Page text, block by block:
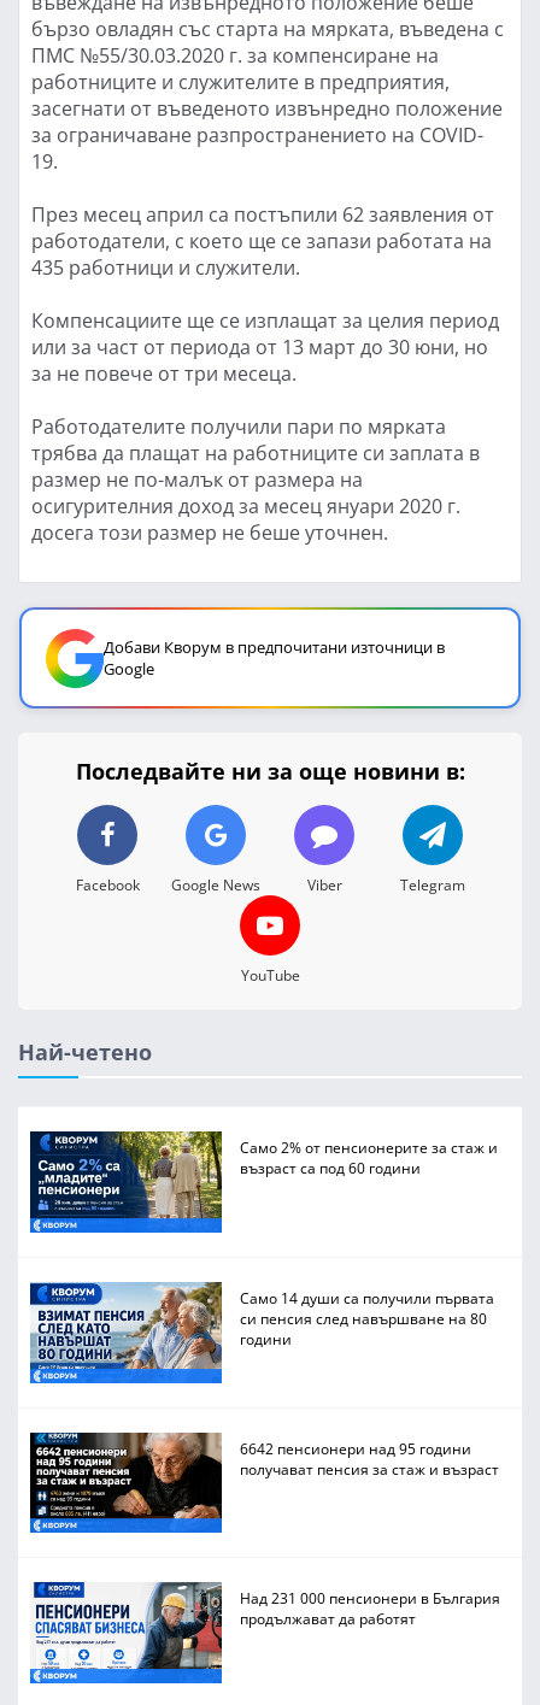
бързо овладян със старта на мярката, въведена с
ПМС №55/30.03.2020 г. за компенсиране на
работниците и служителите в предприятия,
засегнати от въведеното извънредно положение
за ограничаване разпространението на COVID-
19.
През месец април са постъпили 62 заявления от
работодатели, с което ще се запази работата на
435 работници и служители.
Компенсациите ще се изплащат за целия период
или за част от периода от 13 март до 30 юни, но
за не повече от три месеца.
Работодателите получили пари по мярката
трябва да плащат на работниците си заплата в
размер не по-малък от размера на
осигурителния доход за месец януари 2020 г.
досега този размер не беше уточнен.
Добави Кворум в предпочитани източници в
Google
Последвайте ни за още новини в:
Facebook Google News Viber Telegram
YouTube
Най-четено
Само 2% от пенсионерите за стаж и
възраст са под 60 години
Само 14 души са получили първата
си пенсия след навършване на 80
години
6642 пенсионери над 95 години
получават пенсия за стаж и възраст
Над 231 000 пенсионери в България
продължават да работят